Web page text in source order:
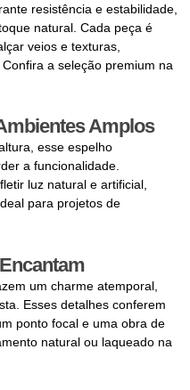
resistência e estabilidade,
natural. Cada peça é
veios e texturas,
a seleção premium na
Amplos
esse espelho
a funcionalidade.
luz natural e artificial,
para projetos de
um charme atemporal,
Esses detalhes conferem
ponto focal e uma obra de
natural ou laqueado na